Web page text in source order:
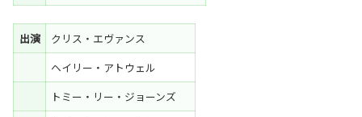
出演
クリス・エヴァンス
ヘイリー・アトウェル
トミー・リー・ジョーンズ